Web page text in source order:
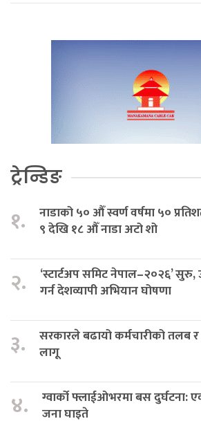
ट्रेन्डिङ
१.
नाडाको ५० औँ स्वर्ण वर्षमा ५०
९ देखि १८ औँ नाडा अटो शो
२.
‘स्टार्टअप समिट नेपाल–२०२६’ सुरु,
गर्न देशव्यापी अभियान घोषणा
३.
सरकारले बढायो कर्मचारीको तलब
लागू
४.
ग्वार्को फ्लाईओभरमा बस दुर्घटना:
जना घाइते